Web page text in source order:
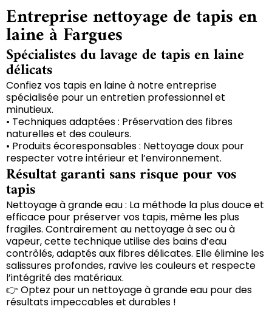
Entreprise nettoyage de tapis en
laine à Fargues
Spécialistes du lavage de tapis en laine
délicats
Confiez vos tapis en laine à notre entreprise
spécialisée pour un entretien professionnel et
minutieux.
• Techniques adaptées : Préservation des fibres
naturelles et des couleurs.
• Produits écoresponsables : Nettoyage doux pour
respecter votre intérieur et l’environnement.
Résultat garanti sans risque pour vos
tapis
Nettoyage à grande eau : La méthode la plus douce et
efficace pour préserver vos tapis, même les plus
fragiles. Contrairement au nettoyage à sec ou à
vapeur, cette technique utilise des bains d’eau
contrôlés, adaptés aux fibres délicates. Elle élimine les
salissures profondes, ravive les couleurs et respecte
l’intégrité des matériaux.
👉 Optez pour un nettoyage à grande eau pour des
résultats impeccables et durables !